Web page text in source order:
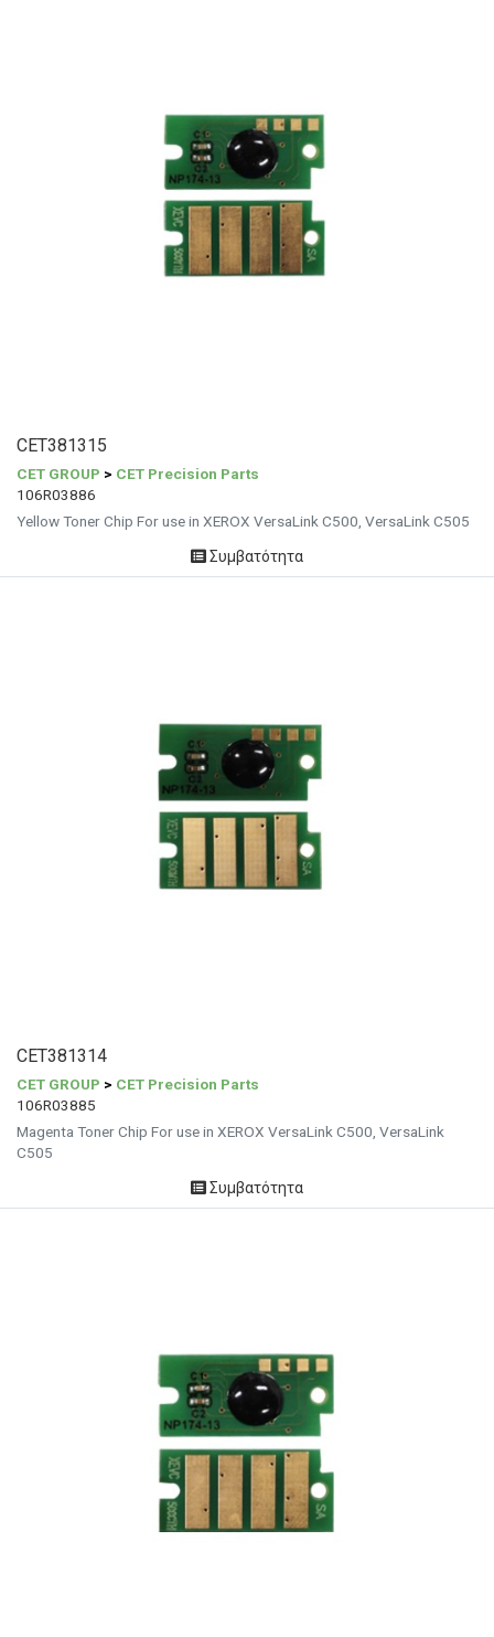
CET381315
CET GROUP > CET Precision Parts
106R03886
Yellow Toner Chip For use in XEROX VersaLink C500, VersaLink C505
Συμβατότητα
CET381314
CET GROUP > CET Precision Parts
106R03885
Magenta Toner Chip For use in XEROX VersaLink C500, VersaLink
C505
Συμβατότητα